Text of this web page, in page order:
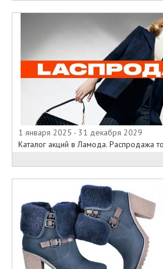
1 января 2025 - 31 декабря 2029
Каталог акций в Ламода. Распродажа